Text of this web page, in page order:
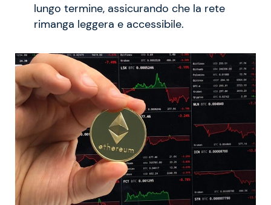
lungo termine, assicurando che la rete
rimanga leggera e accessibile.